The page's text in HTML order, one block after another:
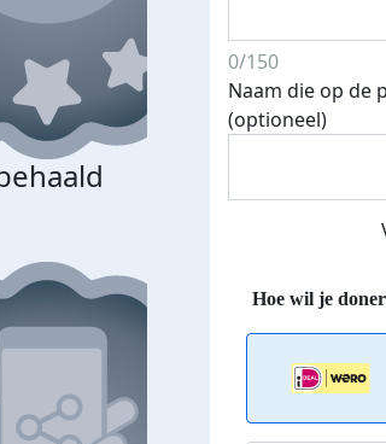
0/150
Naam die op de
(optioneel)